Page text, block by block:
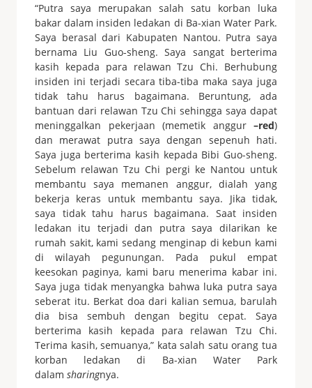
“Putra saya merupakan salah satu korban luka
bakar dalam insiden ledakan di Ba-xian Water Park.
Saya berasal dari Kabupaten Nantou. Putra saya
bernama Liu Guo-sheng. Saya sangat berterima
kasih kepada para relawan Tzu Chi. Berhubung
insiden ini terjadi secara tiba-tiba maka saya juga
tidak tahu harus bagaimana. Beruntung, ada
bantuan dari relawan Tzu Chi sehingga saya dapat
meninggalkan pekerjaan (memetik anggur –red)
dan merawat putra saya dengan sepenuh hati.
Saya juga berterima kasih kepada Bibi Guo-sheng.
Sebelum relawan Tzu Chi pergi ke Nantou untuk
membantu saya memanen anggur, dialah yang
bekerja keras untuk membantu saya. Jika tidak,
saya tidak tahu harus bagaimana. Saat insiden
ledakan itu terjadi dan putra saya dilarikan ke
rumah sakit, kami sedang menginap di kebun kami
di wilayah pegunungan. Pada pukul empat
keesokan paginya, kami baru menerima kabar ini.
Saya juga tidak menyangka bahwa luka putra saya
seberat itu. Berkat doa dari kalian semua, barulah
dia bisa sembuh dengan begitu cepat. Saya
berterima kasih kepada para relawan Tzu Chi.
Terima kasih, semuanya,” kata salah satu orang tua
korban ledakan di Ba-xian Water Park
dalam sharingnya.